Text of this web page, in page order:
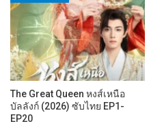
The Great Queen หงส์เหนือ
บัลลังก์ (2026) ซับไทย EP1-
EP20